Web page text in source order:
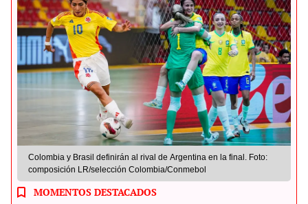
Colombia y Brasil definirán al rival de Argentina en la final. Foto:
composición LR/selección Colombia/Conmebol
MOMENTOS DESTACADOS